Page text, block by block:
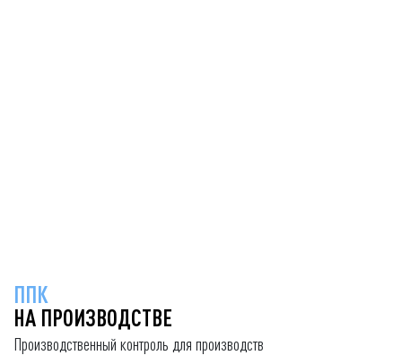
ППК
НА ПРОИЗВОДСТВЕ
Производственный контроль для производств